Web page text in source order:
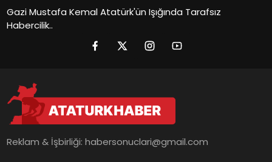
Gazi Mustafa Kemal Atatürk'ün Işığında Tarafsız
Habercilik..
Reklam & İşbirliği:habersonuclari@gmail.com